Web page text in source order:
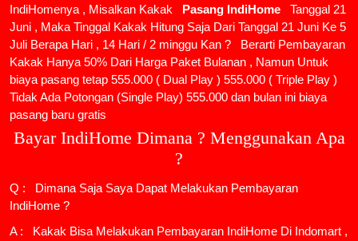
IndiHomenya , Misalkan Kakak
Pasang IndiHome
Tanggal 21
Juni , Maka Tinggal Kakak Hitung Saja Dari Tanggal 21 Juni Ke 5
Juli Berapa Hari , 14 Hari / 2 minggu Kan ? Berarti Pembayaran
Kakak Hanya 50% Dari Harga Paket Bulanan , Namun Untuk
biaya pasang tetap 555.000 ( Dual Play ) 555.000 ( Triple Play )
Tidak Ada Potongan (Single Play) 555.000 dan bulan ini biaya
pasang baru gratis
Bayar IndiHome Dimana ? Menggunakan Apa
?
Q : Dimana Saja Saya Dapat Melakukan Pembayaran
IndiHome ?
A : Kakak Bisa Melakukan Pembayaran IndiHome Di Indomart ,